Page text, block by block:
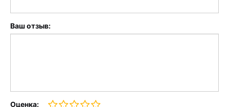
Ваш отзыв:
Оценка: